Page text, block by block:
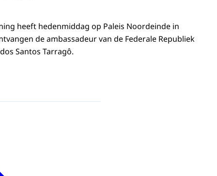
heeft hedenmiddag op Paleis Noordeinde in
de ambassadeur van de Federale Republiek
Santos Tarragô.